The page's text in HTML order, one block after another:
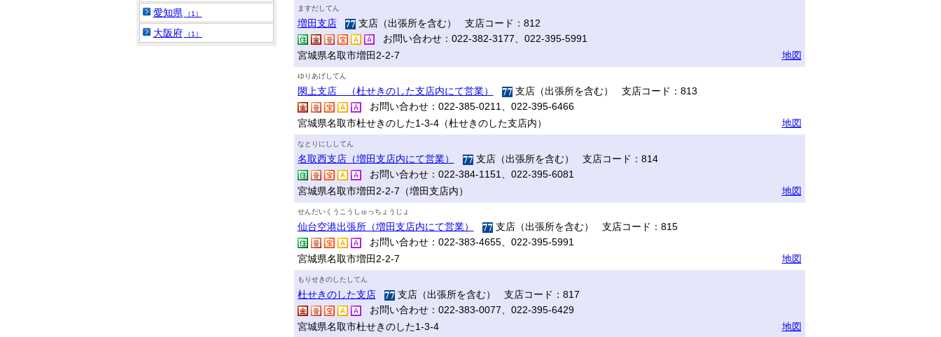
ますだしてん
増田支店
支店（出張所を含む） 支店コード：812
お問い合わせ：022-382-3177、022-395-5991
宮城県名取市増田2-2-7
地図
ゆりあげしてん
閖上支店 （杜せきのした支店内にて営業）
支店（出張所を含む） 支店コード：813
お問い合わせ：022-385-0211、022-395-6466
宮城県名取市杜せきのした1-3-4（杜せきのした支店内）
地図
なとりにししてん
名取西支店（増田支店内にて営業）
支店（出張所を含む） 支店コード：814
お問い合わせ：022-384-1151、022-395-6081
宮城県名取市増田2-2-7（増田支店内）
地図
せんだいくうこうしゅっちょうじょ
仙台空港出張所（増田支店内にて営業）
支店（出張所を含む） 支店コード：815
お問い合わせ：022-383-4655、022-395-5991
宮城県名取市増田2-2-7
地図
もりせきのしたしてん
杜せきのした支店
支店（出張所を含む） 支店コード：817
お問い合わせ：022-383-0077、022-395-6429
宮城県名取市杜せきのした1-3-4
地図
愛知県 （1）
大阪府 （1）